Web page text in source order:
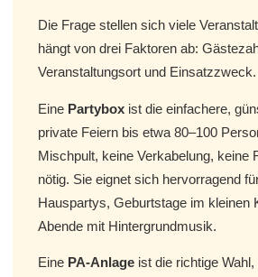
Die Frage stellen sich viele
hängt von drei Faktoren ab:
Veranstaltungsort und Einsatzzweck.
Eine Partybox ist die einfachere,
private Feiern bis etwa 80–100
Mischpult, keine Verkabelung, keine
nötig. Sie eignet sich hervorragend
Hauspartys, Geburtstage im kleinen
Abende mit Hintergrundmusik.
Eine PA-Anlage ist die richtige